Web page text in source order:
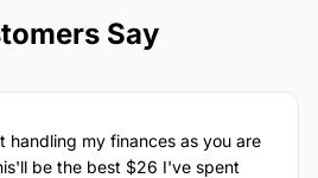
Say
handling my finances as you are
be the best $26 I've spent